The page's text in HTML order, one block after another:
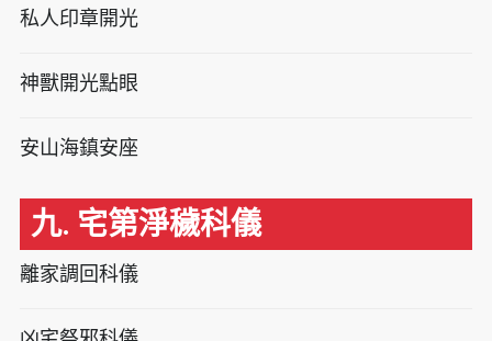
私人印章開光
神獸開光點眼
安山海鎮安座
九. 宅第淨穢科儀
離家調回科儀